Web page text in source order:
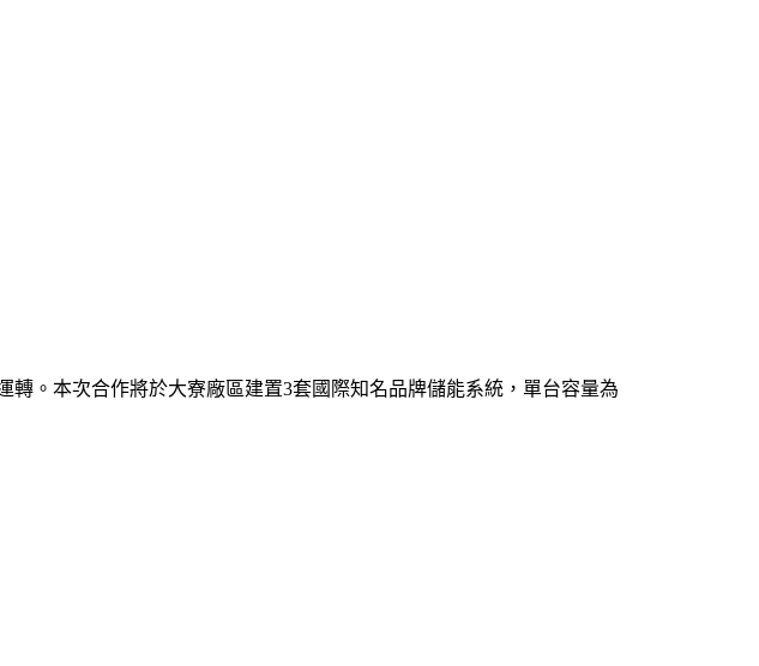
。本次合作將於大寮廠區建置3套國際知名品牌儲能系統，單台容量為